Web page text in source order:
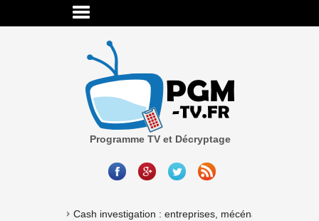
Programme TV et Décryptage
Cash investigation : entreprises, mécénat,